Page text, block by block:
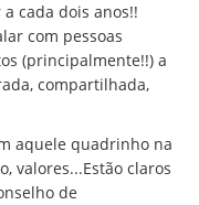
cada dois anos!!
com pessoas
(principalmente!!) a
compartilhada,
aquele quadrinho na
valores...Estão claros
de